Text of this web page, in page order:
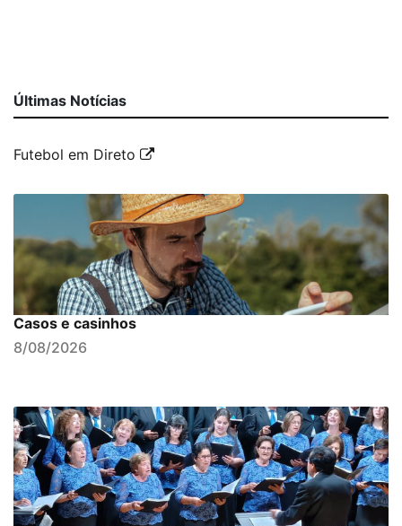
Últimas Notícias
Futebol em Direto
Casos e casinhos
8/08/2026